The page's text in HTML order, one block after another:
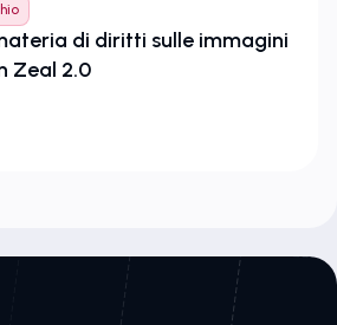
di diritti sulle immagini
Zeal 2.0